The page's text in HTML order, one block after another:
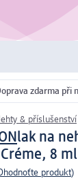
zdarma při
& příslušenství
lak na
Créme, 8 ml
produkt)